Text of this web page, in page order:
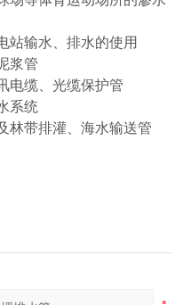
站输水、排水的使用
浆管
电缆、光缆保护管
系统
林带排灌 、海水输送管